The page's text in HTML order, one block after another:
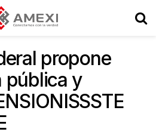
propone
pública y